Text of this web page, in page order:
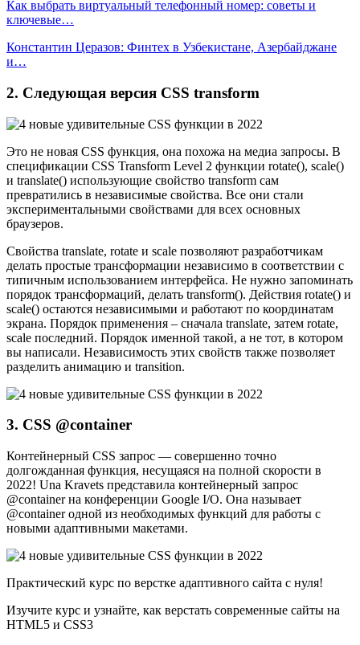
Как выбрать виртуальный телефонный номер: советы и
ключевые…
Константин Церазов: Финтех в Узбекистане, Азербайджане
и…
2. Следующая версия CSS transform
Это не новая CSS функция, она похожа на медиа запросы. В
спецификации CSS Transform Level 2 функции rotate(), scale()
и translate() использующие свойство transform сам
превратились в независимые свойства. Все они стали
экспериментальными свойствами для всех основных
браузеров.
Свойства translate, rotate и scale позволяют разработчикам
делать простые трансформации независимо в соответствии с
типичным использованием интерфейса. Не нужно запоминать
порядок трансформаций, делать transform(). Действия rotate() и
scale() остаются независимыми и работают по координатам
экрана. Порядок применения – сначала translate, затем rotate,
scale последний. Порядок именной такой, а не тот, в котором
вы написали. Независимость этих свойств также позволяет
разделить анимацию и transition.
3. CSS @container
Контейнерный CSS запрос — совершенно точно
долгожданная функция, несущаяся на полной скорости в
2022! Una Kravets представила контейнерный запрос
@container на конференции Google I/O. Она называет
@container одной из необходимых функций для работы с
новыми адаптивными макетами.
Практический курс по верстке адаптивного сайта с нуля!
Изучите курс и узнайте, как верстать современные сайты на
HTML5 и CSS3